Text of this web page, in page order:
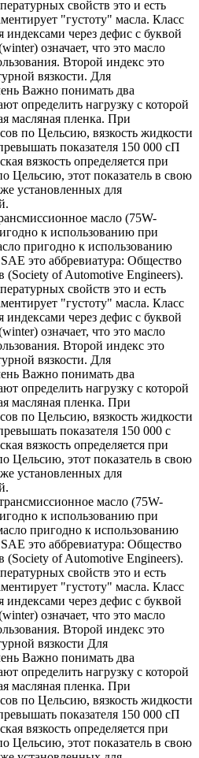
свойств это и есть
"густоту" масла. Класс
индексами через дефис с буквой
означает, что это масло
Второй индекс это
вязкости. Для
Важно понимать два
определить нагрузку с которой
масляная пленка. При
по Цельсию, вязкость жидкости
показателя 150 000 сП
вязкость определяется при
Цельсию, этот показатель в свою
установленных для
масло (75W-
к использованию при
пригодно к использованию
это аббревиатура: Общество
of Automotive Engineers).
свойств это и есть
"густоту" масла. Класс
индексами через дефис с буквой
означает, что это масло
Второй индекс это
вязкости. Для
Важно понимать два
определить нагрузку с которой
масляная пленка. При
по Цельсию, вязкость жидкости
показателя 150 000 с
вязкость определяется при
Цельсию, этот показатель в свою
установленных для
масло (75W-
к использованию при
пригодно к использованию
это аббревиатура: Общество
of Automotive Engineers).
свойств это и есть
"густоту" масла. Класс
индексами через дефис с буквой
означает, что это масло
Второй индекс это
вязкости Для
Важно понимать два
определить нагрузку с которой
масляная пленка. При
по Цельсию, вязкость жидкости
показателя 150 000 сП
вязкость определяется при
Цельсию, этот показатель в свою